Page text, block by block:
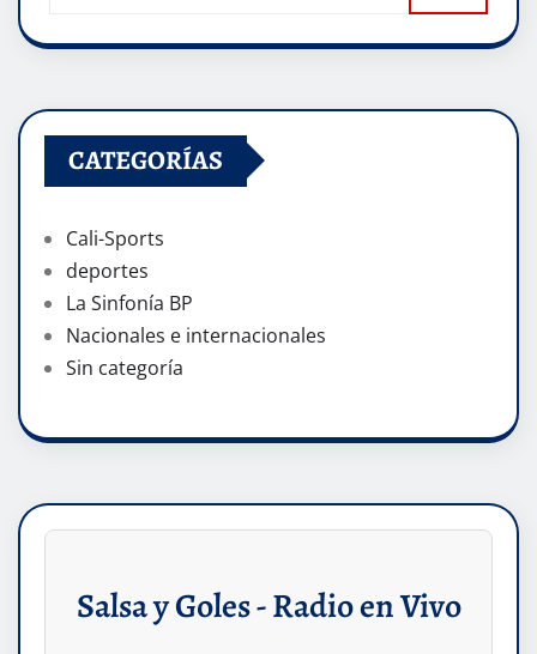
CATEGORÍAS
Cali-Sports
deportes
La Sinfonía BP
Nacionales e internacionales
Sin categoría
Salsa y Goles - Radio en Vivo